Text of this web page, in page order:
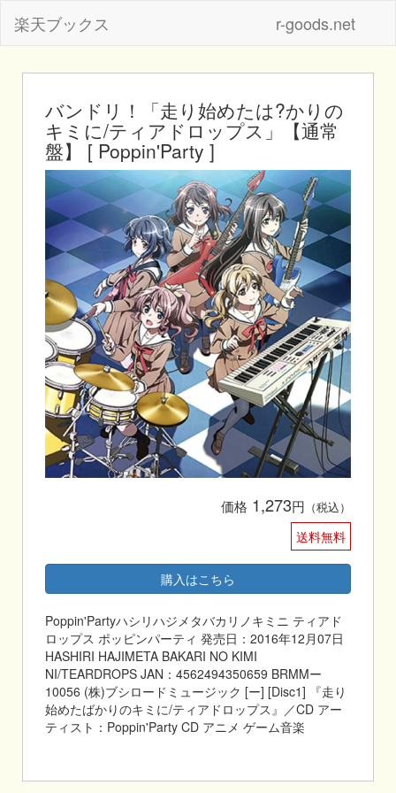
楽天ブックス r-goods.net
バンドリ！「走り始めたは?かりの
キミに/ティアドロップス」【通常
盤】 [ Poppin'Party ]
価格 1,273円 （税込）
送料無料
購入はこちら
Poppin'Partyハシリハジメタバカリノキミニ ティアド
ロップス ポッピンパーティ 発売日：2016年12月07日
HASHIRI HAJIMETA BAKARI NO KIMI
NI/TEARDROPS JAN：4562494350659 BRMMー
10056 (株)ブシロードミュージック [ー] [Disc1] 『走り
始めたばかりのキミに/ティアドロップス』／CD アー
ティスト：Poppin'Party CD アニメ ゲーム音楽